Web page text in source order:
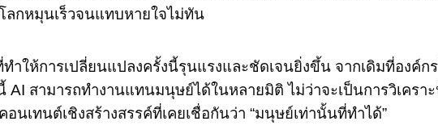
ลกหมุนเร็วจนแทบหายใจไม่ทัน
ำให้การเปลี่ยนแปลงครั้งนี้รุนแรงและชัดเจนยิ่งขึ้น จากเดิมที่องค์ก
AI สามารถทำงานแทนมนุษย์ได้ในหลายมิติ ไม่ว่าจะเป็นการวิเครา
นเทนต์เชิงสร้างสรรค์ที่เคยเชื่อกันว่า “มนุษย์เท่านั้นที่ทำได้”